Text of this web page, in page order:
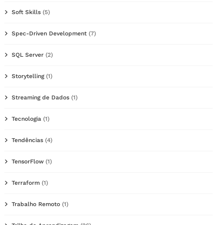
Soft Skills (5)
Spec-Driven Development (7)
SQL Server (2)
Storytelling(1)
Streaming de Dados (1)
Tecnologia (1)
Tendências (4)
TensorFlow (1)
Terraform (1)
Trabalho Remoto (1)